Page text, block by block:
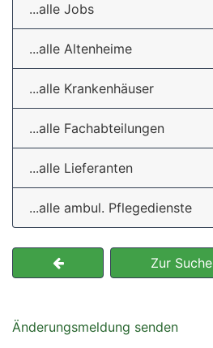
...alle Jobs
...alle Altenheime
...alle Krankenhäuser
...alle Fachabteilungen
...alle Lieferanten
...alle ambul. Pflegedienste
Zur Suche
Änderungsmeldung senden